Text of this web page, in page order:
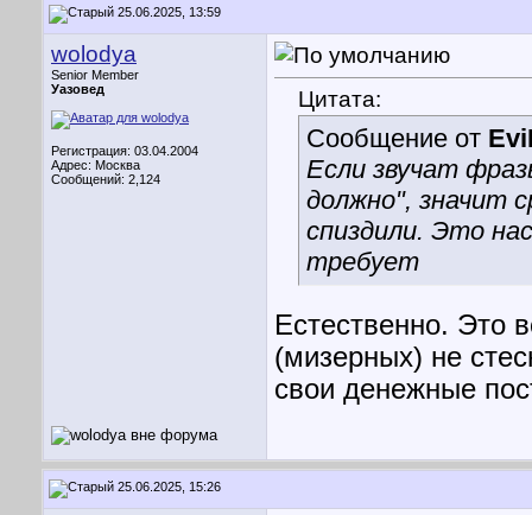
25.06.2025, 13:59
wolodya
Senior Member
Уазовед
Регистрация: 03.04.2004
Адрес: Москва
Сообщений: 2,124
Цитата:
Сообщение от
Если звучат
должно", значит
спиздили. Это
требует
Естественно. Это
(мизерных) не
свои денежные
25.06.2025, 15:26